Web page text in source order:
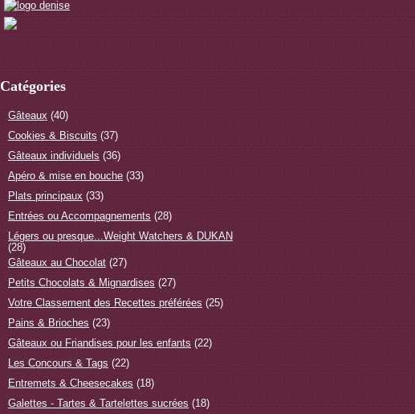
Catégories
Gâteaux (40)
Cookies & Biscuits (37)
Gâteaux individuels (36)
Apéro & mise en bouche (33)
Plats principaux (33)
Entrées ou Accompagnements (28)
Légers ou presque...Weight Watchers & DUKAN
(28)
Gâteaux au Chocolat (27)
Petits Chocolats & Mignardises (27)
Votre Classement des Recettes préférées (25)
Pains & Brioches (23)
Gâteaux ou Friandises pour les enfants (22)
Les Concours & Tags (22)
Entremets & Cheesecakes (18)
Galettes - Tartes & Tartelettes sucrées (18)